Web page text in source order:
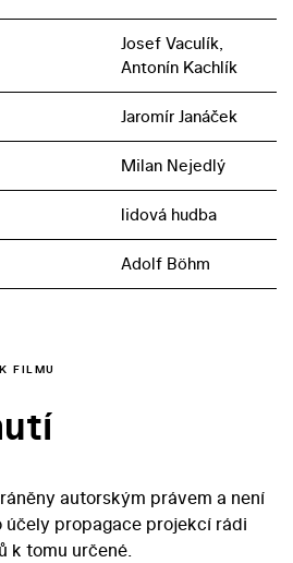
Josef Vaculík,
Antonín Kachlík
Jaromír Janáček
Milan Nejedlý
lidová hudba
Adolf Böhm
FILMU
autorským právem a není
účely propagace projekcí rádi
k tomu určené.